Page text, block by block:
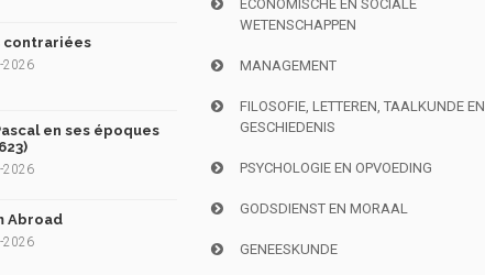
contrariées
2026
en ses époques
2026
Abroad
2026
ECONOMISCHE EN SOCIALE
WETENSCHAPPEN
MANAGEMENT
FILOSOFIE, LETTEREN, TAALKUNDE EN
GESCHIEDENIS
PSYCHOLOGIE EN OPVOEDING
GODSDIENST EN MORAAL
GENEESKUNDE